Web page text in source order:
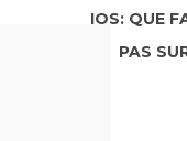
IOS: QUE
PAS